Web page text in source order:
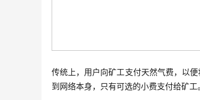
传统上，用户向矿工支付天然气费，以
到网络本身，只有可选的小费支付给矿工。